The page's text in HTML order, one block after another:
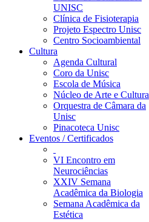
UNISC
Clínica de Fisioterapia
Projeto Espectro Unisc
Centro Socioambiental
Cultura
Agenda Cultural
Coro da Unisc
Escola de Música
Núcleo de Arte e Cultura
Orquestra de Câmara da
Unisc
Pinacoteca Unisc
Eventos / Certificados
VI Encontro em
Neurociências
XXIV Semana
Acadêmica da Biologia
Semana Acadêmica da
Estética